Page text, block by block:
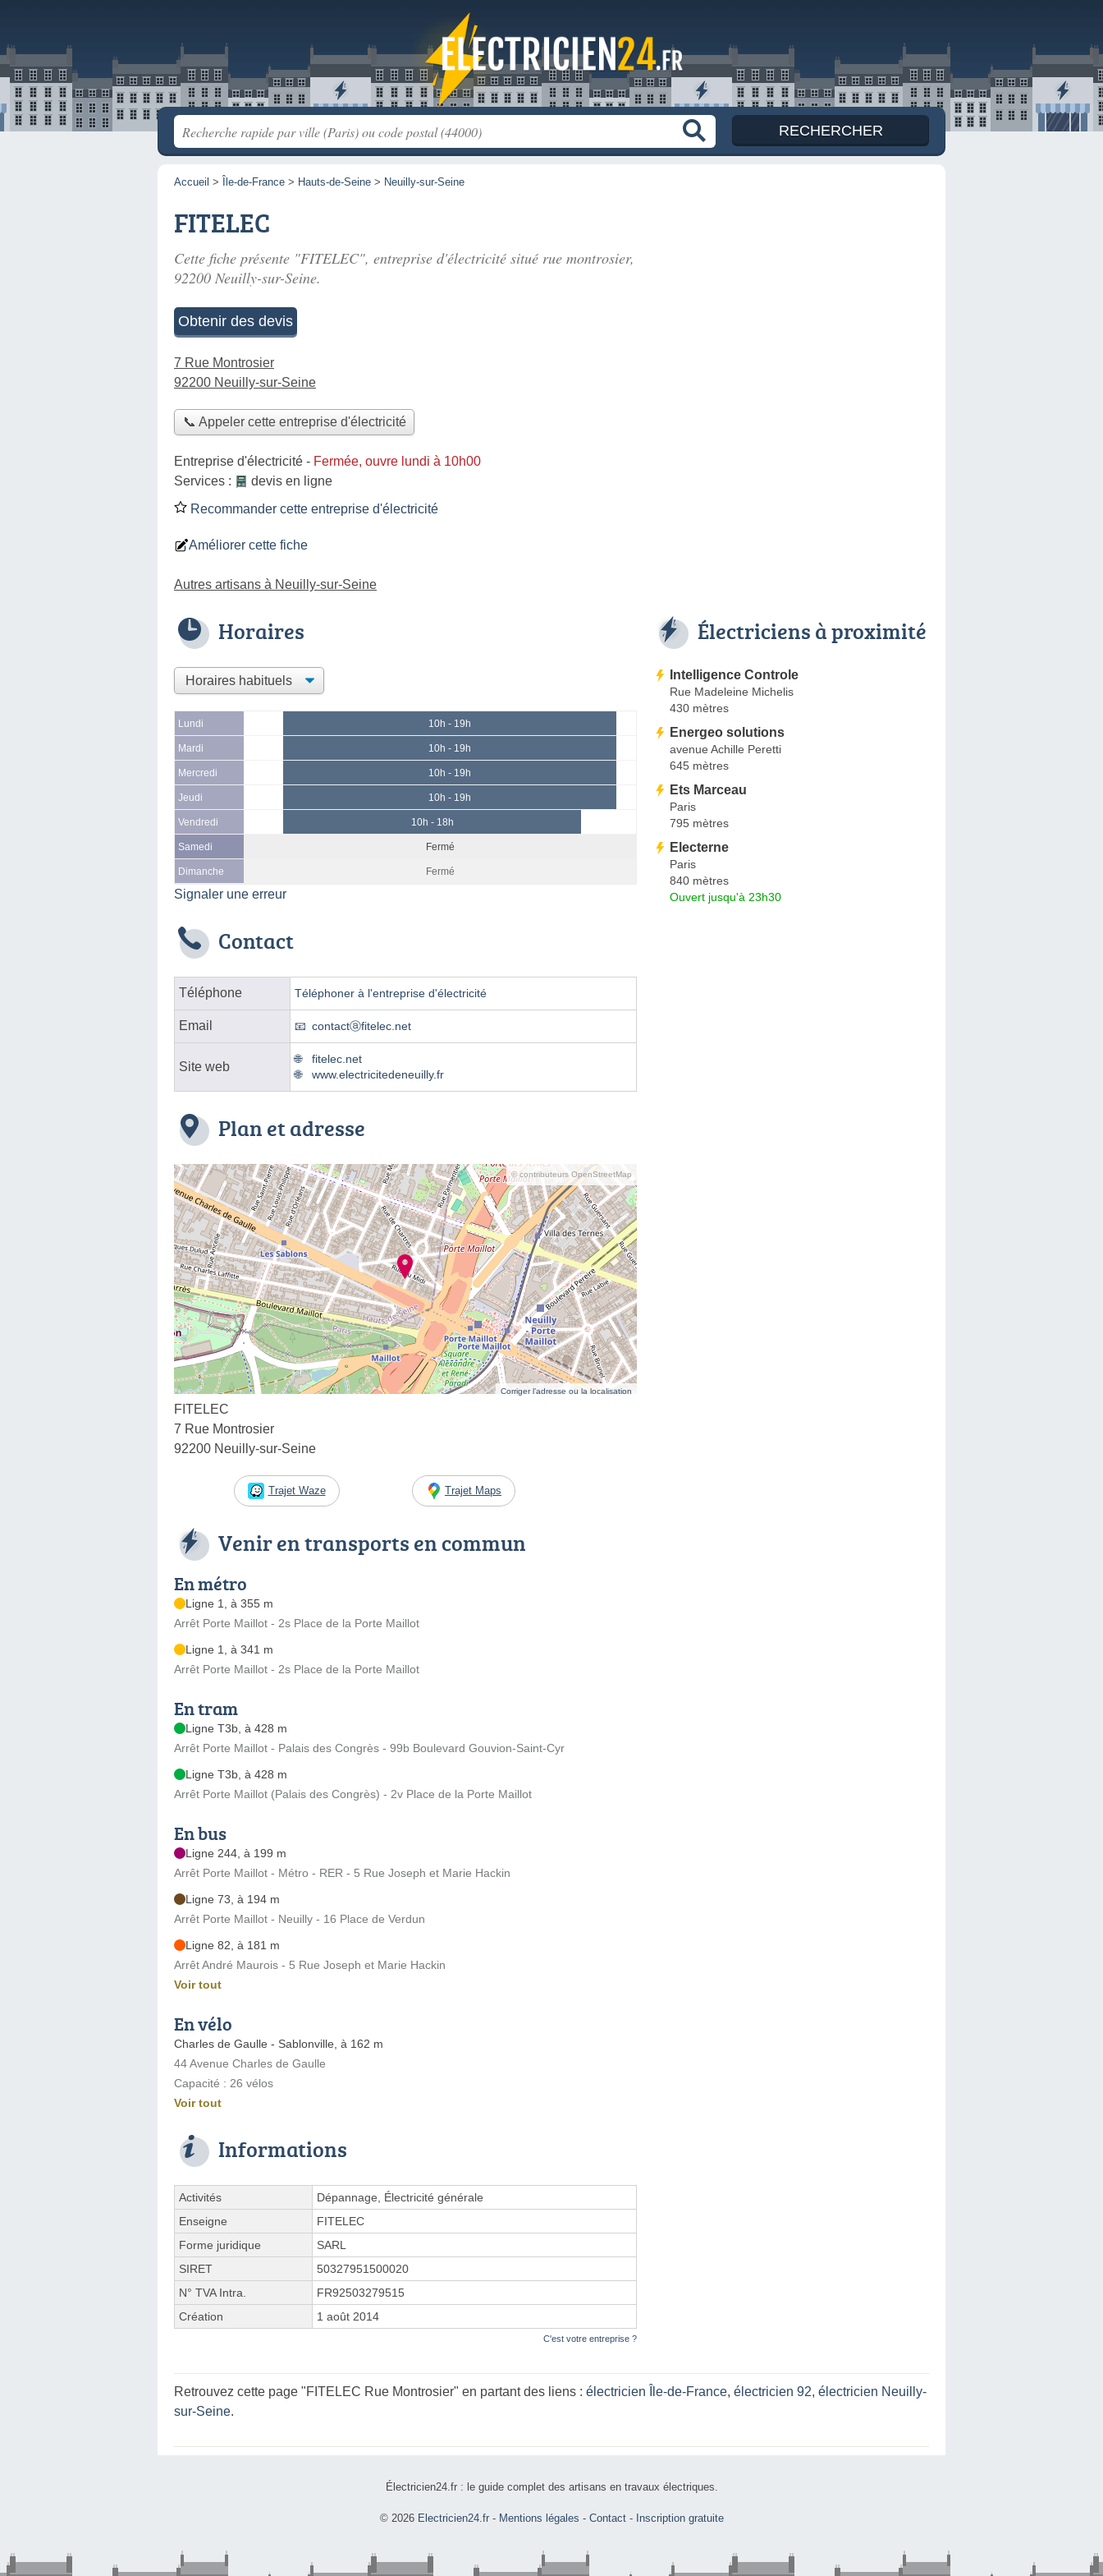
Accueil > Île-de-France > Hauts-de-Seine > Neuilly-sur-Seine
FITELEC
Cette fiche présente "FITELEC", entreprise d'électricité situé rue montrosier,
92200 Neuilly-sur-Seine.
Obtenir des devis
7 Rue Montrosier
92200 Neuilly-sur-Seine
📞 Appeler cette entreprise d'électricité
Entreprise d'électricité - Fermée, ouvre lundi à 10h00
Services :
devis en ligne
Recommander cette entreprise d'électricité
Améliorer cette fiche
Autres artisans à Neuilly-sur-Seine
Horaires
Lundi 10h - 19h
Mardi 10h - 19h
Mercredi 10h - 19h
Jeudi 10h - 19h
Vendredi 10h - 18h
Samedi Fermé
Dimanche Fermé
Signaler une erreur
Contact
Téléphone Téléphoner à l'entreprise d'électricité
Email contactⓐfitelec.net
Site web
fitelec.net
www.electricitedeneuilly.fr
Plan et adresse
© contributeurs OpenStreetMap
Corriger l’adresse ou la localisation
FITELEC
7 Rue Montrosier
92200 Neuilly-sur-Seine
Trajet Waze Trajet Maps
Venir en transports en commun
En métro
Ligne 1, à 355 m
Arrêt Porte Maillot - 2s Place de la Porte Maillot
Ligne 1, à 341 m
Arrêt Porte Maillot - 2s Place de la Porte Maillot
En tram
Ligne T3b, à 428 m
Arrêt Porte Maillot - Palais des Congrès - 99b Boulevard Gouvion-Saint-Cyr
Ligne T3b, à 428 m
Arrêt Porte Maillot (Palais des Congrès) - 2v Place de la Porte Maillot
En bus
Ligne 244, à 199 m
Arrêt Porte Maillot - Métro - RER - 5 Rue Joseph et Marie Hackin
Ligne 73, à 194 m
Arrêt Porte Maillot - Neuilly - 16 Place de Verdun
Ligne 82, à 181 m
Arrêt André Maurois - 5 Rue Joseph et Marie Hackin
Voir tout
En vélo
Charles de Gaulle - Sablonville, à 162 m
44 Avenue Charles de Gaulle
Capacité : 26 vélos
Voir tout
Informations
Activités
Dépannage, Électricité générale
Enseigne
FITELEC
Forme juridique
SARL
SIRET
50327951500020
N° TVA Intra.
FR92503279515
Création
1 août 2014
C'est votre entreprise ?
Électriciens à proximité
Intelligence Controle
Rue Madeleine Michelis
430 mètres
Energeo solutions
avenue Achille Peretti
645 mètres
Ets Marceau
Paris
795 mètres
Electerne
Paris
840 mètres
Ouvert jusqu'à 23h30
Retrouvez cette page "FITELEC Rue Montrosier" en partant des liens : électricien Île-de-France, électricien 92, électricien Neuilly-
sur-Seine.
Électricien24.fr : le guide complet des artisans en travaux électriques.
© 2026 Electricien24.fr - Mentions légales - Contact- Inscription gratuite